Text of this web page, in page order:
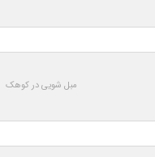
مبل شویی در کوهک